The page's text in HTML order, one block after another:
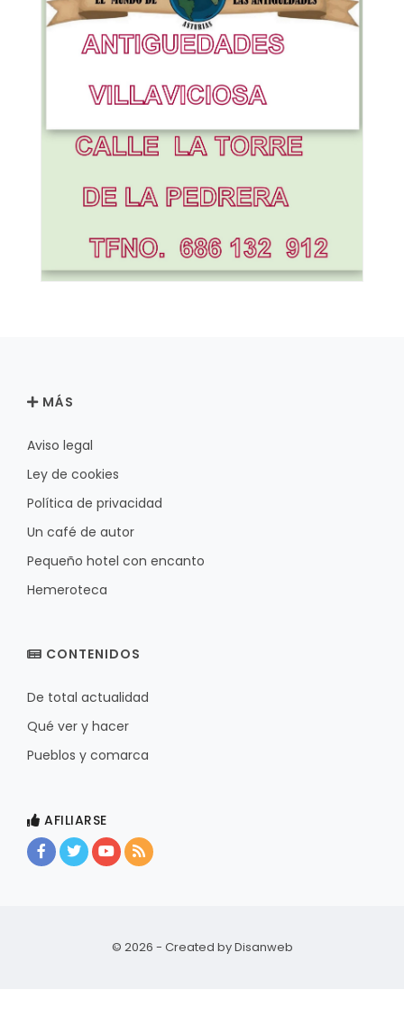
MÁS
Aviso legal
Ley de cookies
Política de privacidad
Un café de autor
Pequeño hotel con encanto
Hemeroteca
CONTENIDOS
De total actualidad
Qué ver y hacer
Pueblos y comarca
AFILIARSE
© 2026 - Created byDisanweb